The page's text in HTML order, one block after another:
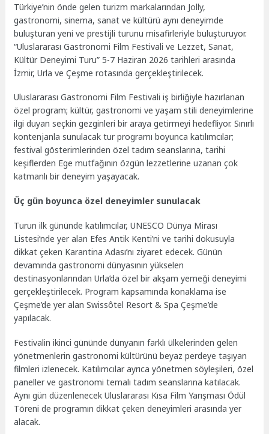
Türkiye’nin önde gelen turizm markalarından Jolly,
gastronomi, sinema, sanat ve kültürü aynı deneyimde
buluşturan yeni ve prestijli turunu misafirleriyle buluşturuyor.
“Uluslararası Gastronomi Film Festivali ve Lezzet, Sanat,
Kültür Deneyimi Turu” 5-7 Haziran 2026 tarihleri arasında
İzmir, Urla ve Çeşme rotasında gerçekleştirilecek.
Uluslararası Gastronomi Film Festivali iş birliğiyle hazırlanan
özel program; kültür, gastronomi ve yaşam stili deneyimlerine
ilgi duyan seçkin gezginleri bir araya getirmeyi hedefliyor. Sınırlı
kontenjanla sunulacak tur programı boyunca katılımcılar;
festival gösterimlerinden özel tadım seanslarına, tarihi
keşiflerden Ege mutfağının özgün lezzetlerine uzanan çok
katmanlı bir deneyim yaşayacak.
Üç gün boyunca özel deneyimler sunulacak
Turun ilk gününde katılımcılar, UNESCO Dünya Mirası
Listesi’nde yer alan Efes Antik Kenti’ni ve tarihi dokusuyla
dikkat çeken Karantina Adası’nı ziyaret edecek. Günün
devamında gastronomi dünyasının yükselen
destinasyonlarından Urla’da özel bir akşam yemeği deneyimi
gerçekleştirilecek. Program kapsamında konaklama ise
Çeşme’de yer alan Swissôtel Resort & Spa Çeşme’de
yapılacak.
Festivalin ikinci gününde dünyanın farklı ülkelerinden gelen
yönetmenlerin gastronomi kültürünü beyaz perdeye taşıyan
filmleri izlenecek. Katılımcılar ayrıca yönetmen söyleşileri, özel
paneller ve gastronomi temalı tadım seanslarına katılacak.
Aynı gün düzenlenecek Uluslararası Kısa Film Yarışması Ödül
Töreni de programın dikkat çeken deneyimleri arasında yer
alacak.